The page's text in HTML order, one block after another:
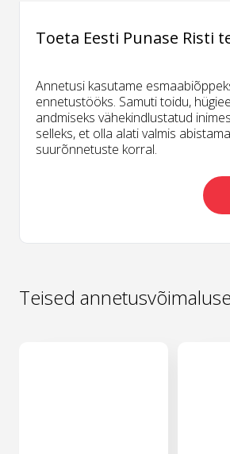
Toeta Eesti Punase Risti
Annetusi kasutame
ennetustööks. Samuti toidu,
andmiseks vähekindlustatud
selleks, et olla alati valmis
suurõnnetuste korral.
Teised